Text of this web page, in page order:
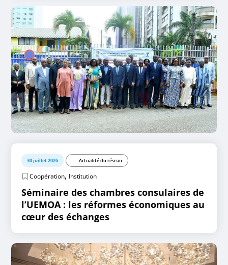
30 juillet 2026 Actualité du réseau
Coopération, Institution
Séminaire des chambres consulaires de
l’UEMOA : les réformes économiques au
cœur des échanges